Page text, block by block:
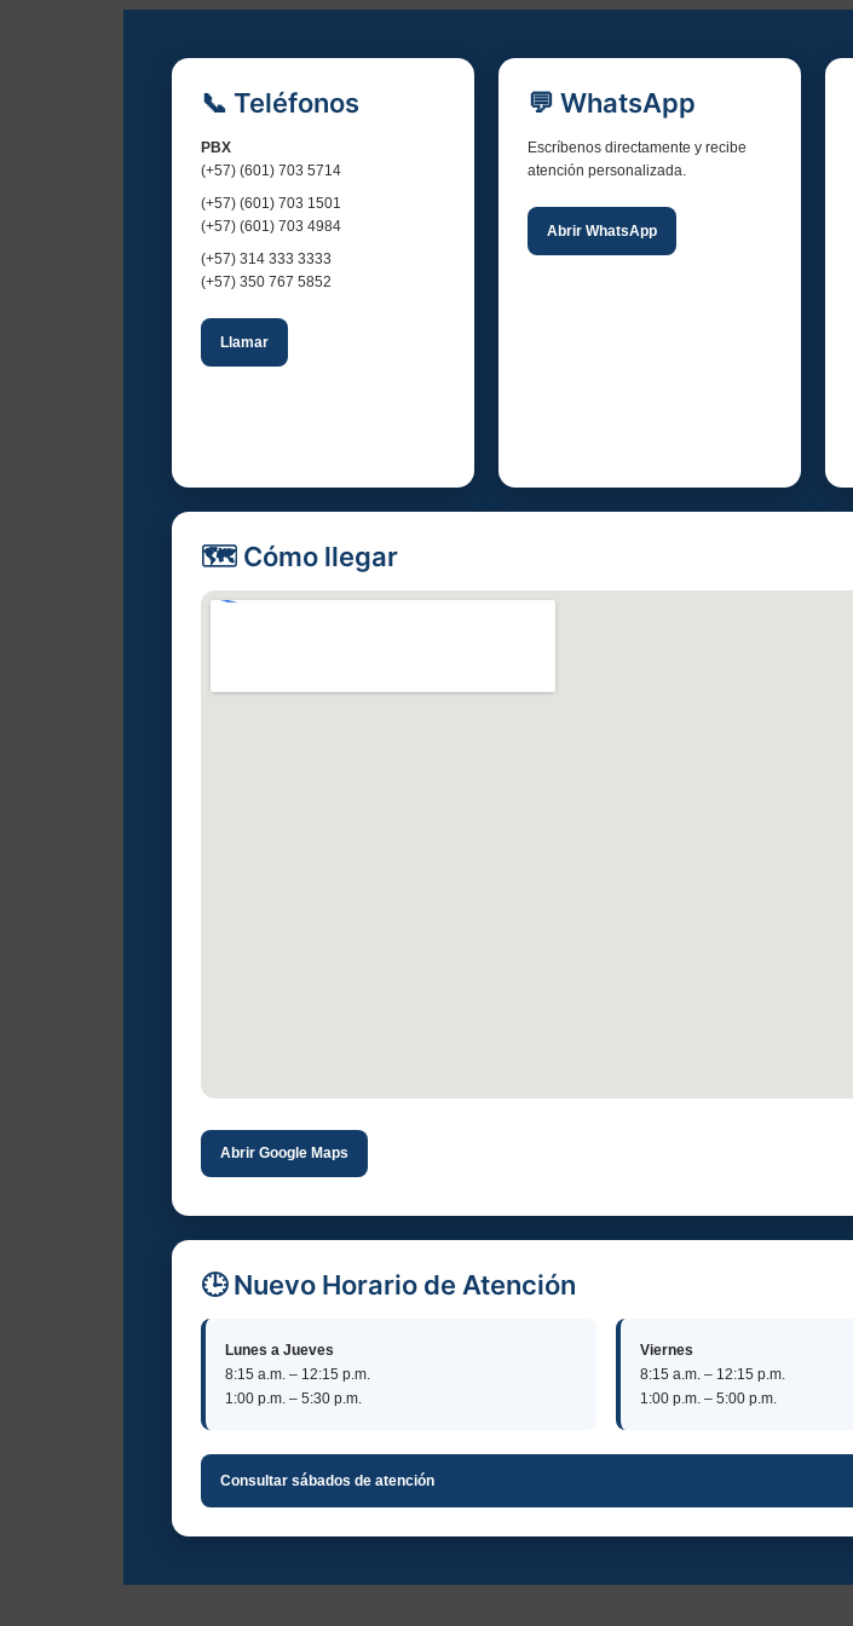
l
📞 Teléfonos
PBX
(+57) (601) 703 5714
(+57) (601) 703 1501
(+57) (601) 703 4984
(+57) 314 333 3333
(+57) 350 767 5852
Llamar
💬 WhatsApp
Escríbenos directamente y recibe
atención personalizada.
Abrir WhatsApp
🗺️ Cómo llegar
Abrir Google Maps
🕒 Nuevo Horario de Atención
Lunes a Jueves
8:15 a.m. – 12:15 p.m.
1:00 p.m. – 5:30 p.m.
Viernes
8:15 a.m. – 12:15 p.m.
1:00 p.m. – 5:00 p.m.
Consultar sábados de atención